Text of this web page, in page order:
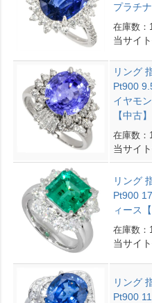
プラチ
在庫数：1
当サイ
リング
Pt900
イヤモ
【中古】
在庫数：1
当サイ
リング
Pt900
ィース【
在庫数：1
当サイ
リング
Pt900